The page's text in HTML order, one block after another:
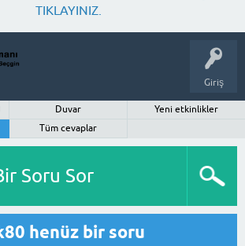
TIKLAYINIZ.
Giriş
Duvar
Yeni etkinlikler
Tüm cevaplar
Soru Sor
henüz bir soru